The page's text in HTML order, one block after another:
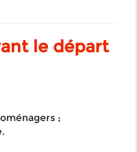
le départ
;